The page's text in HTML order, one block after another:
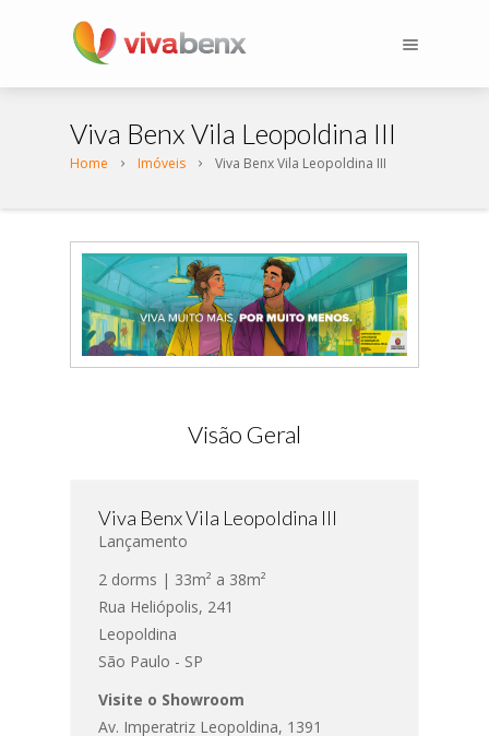
Viva Benx Vila Leopoldina III
Home Imóveis Viva Benx Vila Leopoldina III
Visão Geral
Viva Benx Vila Leopoldina III
Lançamento
2 dorms | 33m² a 38m²
Rua Heliópolis, 241
Leopoldina
São Paulo - SP
Visite o Showroom
Av. Imperatriz Leopoldina, 1391